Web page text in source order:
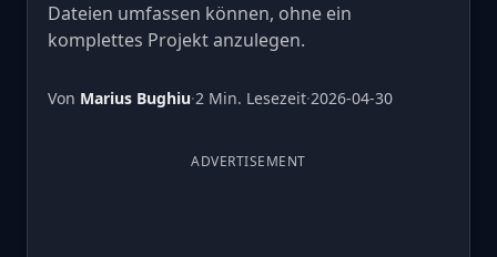
Dateien umfassen können, ohne ein
komplettes Projekt anzulegen.
Von Marius Bughiu·2 Min. Lesezeit·2026-04-30
ADVERTISEMENT